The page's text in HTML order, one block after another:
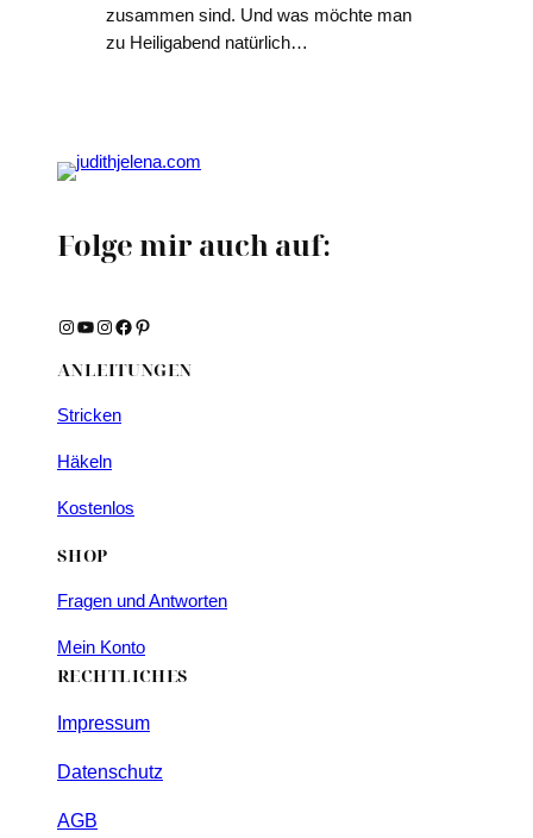
zusammen sind. Und was möchte man
zu Heiligabend natürlich…
Folge mir auch auf:
Instagram YouTube Instagram Facebook Pinterest
ANLEITUNGEN
Stricken
Häkeln
Kostenlos
SHOP
Fragen und Antworten
Mein Konto
RECHTLICHES
Impressum
Datenschutz
AGB